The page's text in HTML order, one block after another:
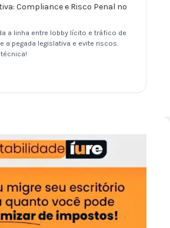
Compliance e Risco Penal no
a linha entre lobby lícito e tráfico de
a pegada legislativa e evite riscos.